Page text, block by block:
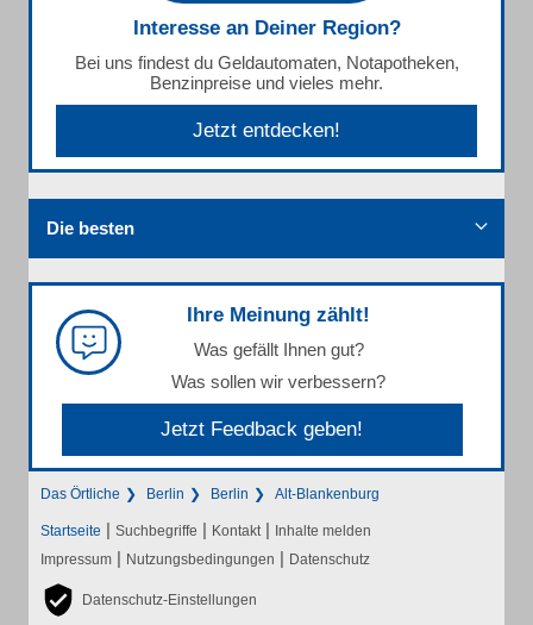
Interesse an Deiner Region?
Bei uns findest du Geldautomaten, Notapotheken,
Benzinpreise und vieles mehr.
Jetzt entdecken!
Die besten
Ihre Meinung zählt!
Was gefällt Ihnen gut?
Was sollen wir verbessern?
Jetzt Feedback geben!
Das Örtliche Berlin Berlin Alt-Blankenburg
Startseite | Suchbegriffe | Kontakt | Inhalte melden
Impressum | Nutzungsbedingungen | Datenschutz
Datenschutz-Einstellungen